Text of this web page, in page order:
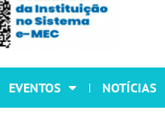
EVENTOS NOTÍCIAS